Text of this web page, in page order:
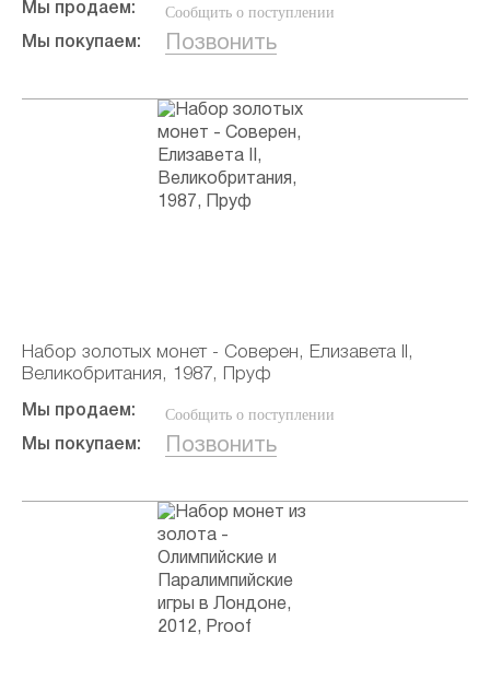
Мы продаем: Сообщить о поступлении
Мы покупаем: Позвонить
Набор золотых монет - Соверен, Елизавета II,
Великобритания, 1987, Пруф
Мы продаем: Сообщить о поступлении
Мы покупаем: Позвонить